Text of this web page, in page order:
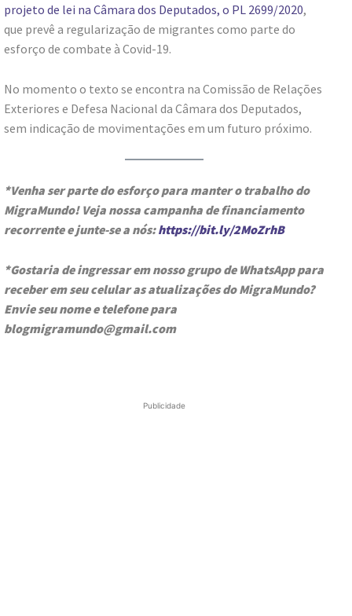
projeto de lei na Câmara dos Deputados, o PL 2699/2020,
que prevê a regularização de migrantes como parte do
esforço de combate à Covid-19.
No momento o texto se encontra na Comissão de Relações
Exteriores e Defesa Nacional da Câmara dos Deputados,
sem indicação de movimentações em um futuro próximo.
*Venha ser parte do esforço para manter o trabalho do
MigraMundo! Veja nossa campanha de financiamento
recorrente e junte-se a nós:https://bit.ly/2MoZrhB
*Gostaria de ingressar em nosso grupo de WhatsApp para
receber em seu celular as atualizações do MigraMundo?
Envie seu nome e telefone para
blogmigramundo@gmail.com
Publicidade